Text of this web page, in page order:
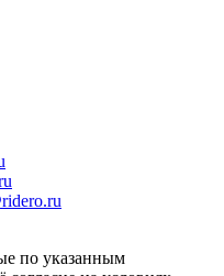
по указанным